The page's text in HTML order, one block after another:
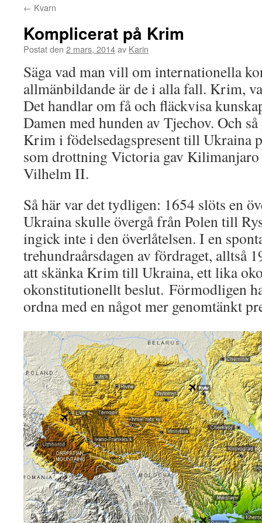
← Kvarn
Komplicerat på Krim
Postat den 2 mars, 2014av Karin
Säga vad man vill om internationella
allmänbildande är de i alla fall. Krim,
Det handlar om få och fläckvisa
Damen med hunden av Tjechov. Och
Krim i födelsedagspresent till Ukraina
som drottning Victoria gav Kilimanjaro
Vilhelm II.
Så här var det tydligen: 1654 slöts en
Ukraina skulle övergå från Polen till
ingick inte i den överlåtelsen. I en
trehundraårsdagen av fördraget, alltså
att skänka Krim till Ukraina, ett lika
okonstitutionellt beslut. Förmodligen
ordna med en något mer genomtänkt